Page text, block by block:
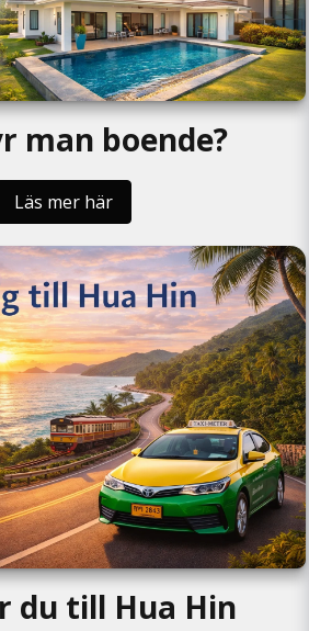
man boende?
Läs mer här
du till Hua Hin